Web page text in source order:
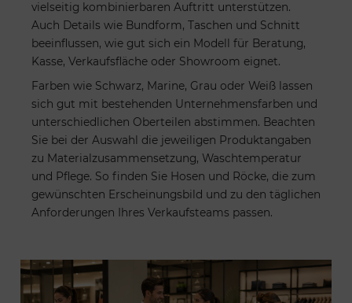
vielseitig kombinierbaren Auftritt unterstützen.
Auch Details wie Bundform, Taschen und Schnitt
beeinflussen, wie gut sich ein Modell für Beratung,
Kasse, Verkaufsfläche oder Showroom eignet.
Farben wie Schwarz, Marine, Grau oder Weiß lassen
sich gut mit bestehenden Unternehmensfarben und
unterschiedlichen Oberteilen abstimmen. Beachten
Sie bei der Auswahl die jeweiligen Produktangaben
zu Materialzusammensetzung, Waschtemperatur
und Pflege. So finden Sie Hosen und Röcke, die zum
gewünschten Erscheinungsbild und zu den täglichen
Anforderungen Ihres Verkaufsteams passen.